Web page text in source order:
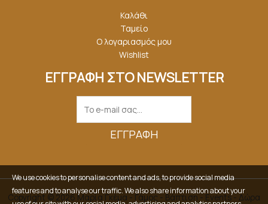
Καλάθι
Ταμείο
Ο λογαριασμός μου
Wishlist
ΕΓΓΡΑΦΗ ΣΤΟ NEWSLETTER
ΕΓΓΡΑΦΉ
Copyright © 2026 Μαρία Γκέμα - Γάμος - Βάπτιση - Events - Δώρα
We use cookies to personalise content and ads, to provide social media
features and to analyse our traffic. We also share information about your